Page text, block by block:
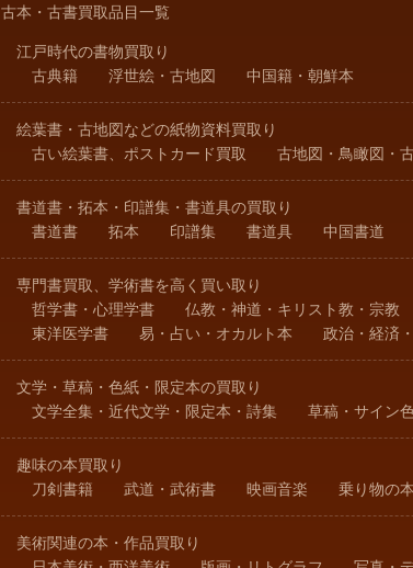
古本・古書買取品目一覧
江戸時代の書物買取り
古典籍
浮世絵・古地図 中国籍・朝鮮本
絵葉書・古地図などの紙物資料買取り
古い絵葉書、ポストカード買取
古地図・鳥瞰図・
書道書・拓本・印譜集・書道具の買取り
書道書
拓本 印譜集 書道具 中国書道
専門書買取、学術書を高く買い取り
哲学書・心理学書
仏教・神道・キリスト教・宗教
東洋医学書
易・占い・オカルト本 政治・経済
文学・草稿・色紙・限定本の買取り
文学全集・近代文学・限定本・詩集
草稿・サイン
趣味の本買取り
刀剣書籍
武道・武術書 映画音楽 乗り物の本
美術関連の本・作品買取り